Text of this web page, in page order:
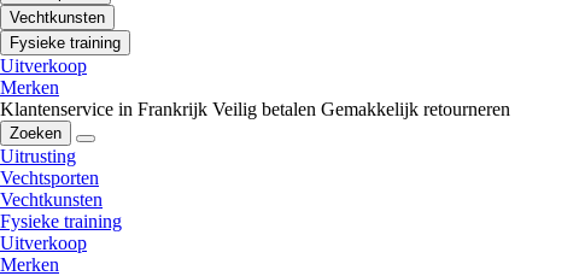
Vechtkunsten
Fysieke training
Uitverkoop
Merken
Klantenservice in Frankrijk Veilig betalen Gemakkelijk retourneren
Zoeken
Uitrusting
Vechtsporten
Vechtkunsten
Fysieke training
Uitverkoop
Merken